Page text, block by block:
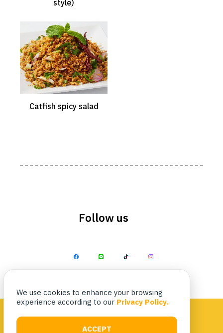
style)
Catfish spicy salad
Follow us
We use cookies to enhance your browsing
experience according to our Privacy Policy.
ACCEPT